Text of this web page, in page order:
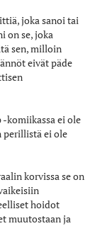
joka sanoi tai
on se, joka
sen, milloin
eivät päde
-komiikassa ei ole
perillistä ei ole
korvissa se on
hoidot
muutostaan ja